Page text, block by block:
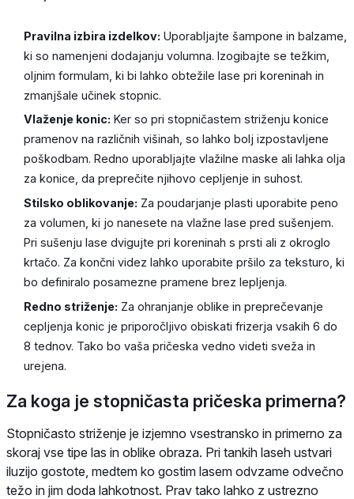
Pravilna izbira izdelkov: Uporabljajte šampone in balzame,
ki so namenjeni dodajanju volumna. Izogibajte se težkim,
oljnim formulam, ki bi lahko obtežile lase pri koreninah in
zmanjšale učinek stopnic.
Vlaženje konic: Ker so pri stopničastem striženju konice
pramenov na različnih višinah, so lahko bolj izpostavljene
poškodbam. Redno uporabljajte vlažilne maske ali lahka olja
za konice, da preprečite njihovo cepljenje in suhost.
Stilsko oblikovanje: Za poudarjanje plasti uporabite peno
za volumen, ki jo nanesete na vlažne lase pred sušenjem.
Pri sušenju lase dvigujte pri koreninah s prsti ali z okroglo
krtačo. Za končni videz lahko uporabite pršilo za teksturo, ki
bo definiralo posamezne pramene brez lepljenja.
Redno striženje: Za ohranjanje oblike in preprečevanje
cepljenja konic je priporočljivo obiskati frizerja vsakih 6 do
8 tednov. Tako bo vaša pričeska vedno videti sveža in
urejena.
Za koga je stopničasta pričeska primerna?
Stopničasto striženje je izjemno vsestransko in primerno za
skoraj vse tipe las in oblike obraza. Pri tankih laseh ustvari
iluzijo gostote, medtem ko gostim lasem odvzame odvečno
težo in jim doda lahkotnost. Prav tako lahko z ustrezno